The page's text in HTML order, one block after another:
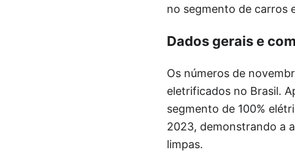
no segmento de carros
Dados gerais e
Os números de
eletrificados no Brasil.
segmento de 100%
2023, demonstrando a
limpas.